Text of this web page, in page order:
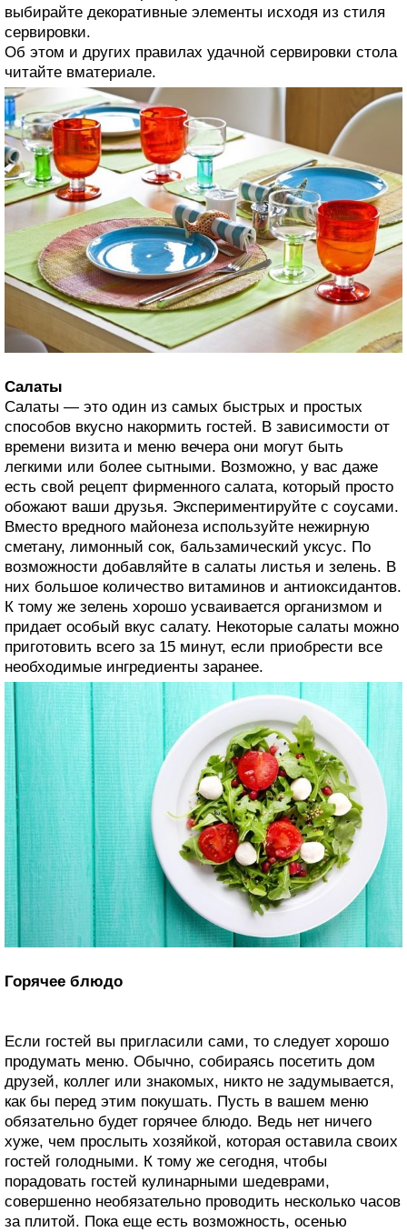
выбирайте декоративные элементы исходя из стиля
сервировки.
Об этом и других правилах удачной сервировки стола
читайте вматериале.
Салаты
Салаты — это один из самых быстрых и простых
способов вкусно накормить гостей. В зависимости от
времени визита и меню вечера они могут быть
легкими или более сытными. Возможно, у вас даже
есть свой рецепт фирменного салата, который просто
обожают ваши друзья. Экспериментируйте с соусами.
Вместо вредного майонеза используйте нежирную
сметану, лимонный сок, бальзамический уксус. По
возможности добавляйте в салаты листья и зелень. В
них большое количество витаминов и антиоксидантов.
К тому же зелень хорошо усваивается организмом и
придает особый вкус салату. Некоторые салаты можно
приготовить всего за 15 минут, если приобрести все
необходимые ингредиенты заранее.
Горячее блюдо
Если гостей вы пригласили сами, то следует хорошо
продумать меню. Обычно, собираясь посетить дом
друзей, коллег или знакомых, никто не задумывается,
как бы перед этим покушать. Пусть в вашем меню
обязательно будет горячее блюдо. Ведь нет ничего
хуже, чем прослыть хозяйкой, которая оставила своих
гостей голодными. К тому же сегодня, чтобы
порадовать гостей кулинарными шедеврами,
совершенно необязательно проводить несколько часов
за плитой. Пока еще есть возможность, осенью